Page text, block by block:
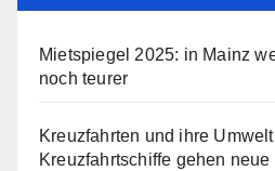
Mietspiegel 2025: in Mainz
noch teurer
Kreuzfahrten und ihre
Kreuzfahrtschiffe gehen neue